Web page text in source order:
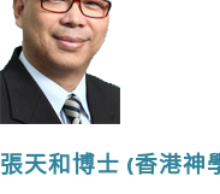
張天和博士 (香港神